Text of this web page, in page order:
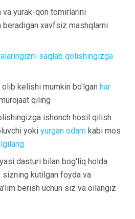
yurak-qon tomirlarini
beradigan xavfsiz mashqlarni
saqlab qolishingizga
kelishi mumkin bo'lgan har
qiling
ishonch hosil qilish
yoki yurgan odam kabi mos
dasturi bilan bog'liq holda
kutilgan foyda va
berish uchun siz va oilangiz